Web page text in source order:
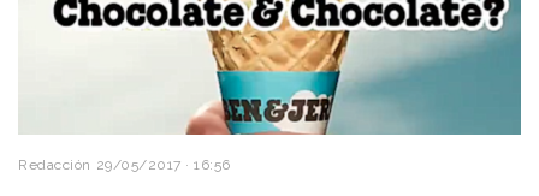
Redacción 29/05/2017 · 16:56